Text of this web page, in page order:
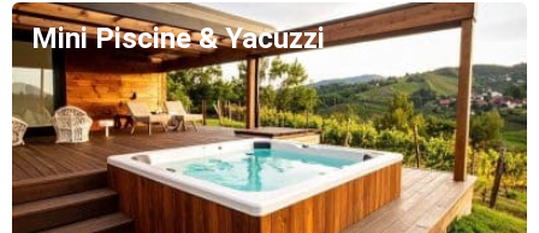
Mini Piscine & Yacuzzi